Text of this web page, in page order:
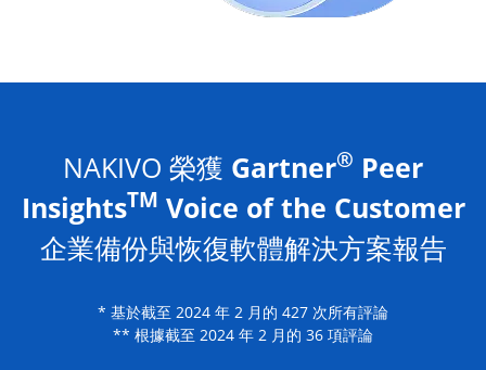
NAKIVO 榮獲 Gartner® Peer
InsightsTM Voice of the Customer
企業備份與恢復軟體解決方案報告
* 基於截至 2024 年 2 月的 427 次所有評論
** 根據截至 2024 年 2 月的 36 項評論